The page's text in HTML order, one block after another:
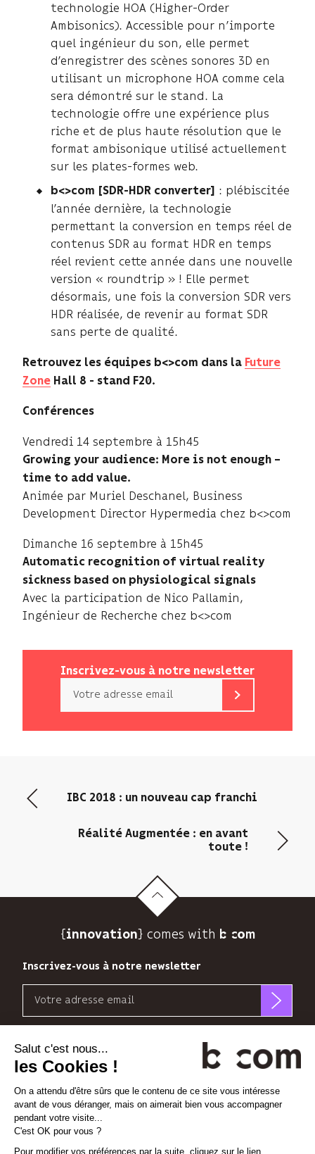
technologie HOA (Higher-Order
Ambisonics). Accessible pour n’importe
quel ingénieur du son, elle permet
d’enregistrer des scènes sonores 3D en
utilisant un microphone HOA comme cela
sera démontré sur le stand. La
technologie offre une expérience plus
riche et de plus haute résolution que le
format ambisonique utilisé actuellement
sur les plates-formes web.
b<>com [SDR-HDR converter]
: plébiscitée
l’année dernière, la technologie
permettant la conversion en temps réel de
contenus SDR au format HDR en temps
réel revient cette année dans une nouvelle
version « roundtrip » ! Elle permet
désormais, une fois la conversion SDR vers
HDR réalisée, de revenir au format SDR
sans perte de qualité.
Retrouvez les équipes b<>com dans la Future
Zone Hall 8 - stand F20.
Conférences
Vendredi 14 septembre à 15h45
Growing your audience: More is not enough –
time to add value.
Animée par Muriel Deschanel, Business
Development Director Hypermedia chez b<>com
Dimanche 16 septembre à 15h45
Automatic recognition of virtual reality
sickness based on physiological signals
Avec la participation de Nico Pallamin,
Ingénieur de Recherche chez b<>com
Inscrivez-vous à notre newsletter
n’utilise
que
vous
audience.
pouvez
vous
désinscrire
tout
moment
grâce
au
lien
de
désabonnement
à
IBC 2018 : un nouveau cap franchi
Réalité Augmentée : en avant
toute !
{innovation} comes with b>
Inscrivez-vous à notre newsletter
b<>com
votre
adresse
email
que
pour
vous
envoyer
Découvrez nos nouvelles dimensions
*l'Espace *